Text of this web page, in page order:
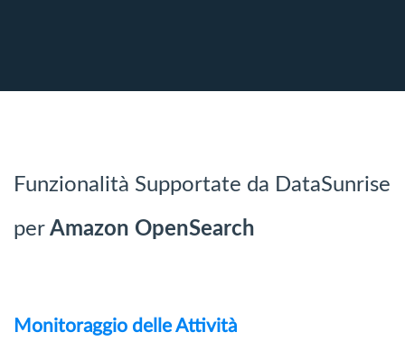
Funzionalità Supportate da DataSunrise
per Amazon OpenSearch
Monitoraggio delle Attività